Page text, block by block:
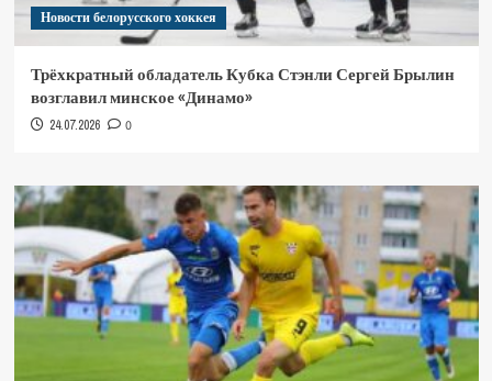
Новости белорусского хоккея
Трёхкратный обладатель Кубка Стэнли Сергей Брылин
возглавил минское «Динамо»
24.07.2026 0